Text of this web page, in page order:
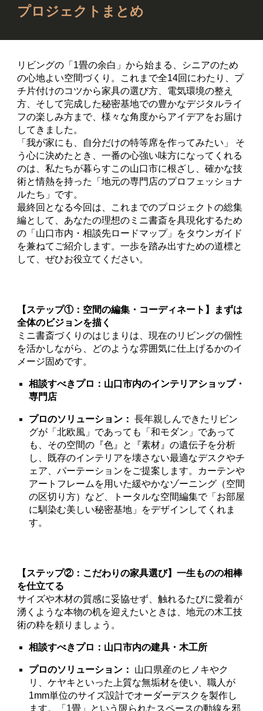
プロジェクトまとめ
リビングの「1畳の余白」から始まる、シニアのため
の心地よい空間づくり。これまで全14回にわたり、プ
チ片付けのコツから家具の選び方、電気環境の整え
方、そして完成した秘密基地での豊かなデジタルライ
フの楽しみ方まで、様々な角度からアイデアをお届け
してきました。
「我が家にも、自分だけの特等席を作ってみたい」 そ
う心に決めたとき、一番の心強い味方になってくれる
のは、私たちが暮らすこの山口市に根ざし、確かな技
術と情熱を持った「地元の専門店のプロフェッショナ
ルたち」です。
最終回となる今回は、これまでのプロジェクトの総集
編として、あなたの理想のミニ書斎を具現化するため
の「山口市内・相談先ロードマップ」をタウンガイド
を兼ねてご紹介します。一歩を踏み出すための道標と
して、ぜひお役立てください。
【ステップ①：空間の編集・コーディネート】まずは
全体のビジョンを描く
ミニ書斎づくりのはじまりは、現在のリビングの個性
を活かしながら、どのような雰囲気に仕上げるかのイ
メージ固めです。
相談すべきプロ：山口市内のインテリアショップ・
専門店
プロのソリューション： 長年親しんできたリビン
グが「北欧風」であっても「和モダン」であって
も、その空間の『色』と『素材』の遺伝子を分析
し、既存のインテリアを壊さない最適なデスクやチ
ェア、パーテーションをご提案します。カーテンや
アートフレームを用いた緩やかなゾーニング（空間
の区切り方）など、トータルな空間編集で「お部屋
に馴染む美しい秘密基地」をデザインしてくれま
す。
【ステップ②：こだわりの家具選び】一生ものの相棒
を仕立てる
サイズや木材の質感に妥協せず、触れるたびに愛着が
湧くような本物の机を迎えたいときは、地元の木工技
術の粋を頼りましょう。
相談すべきプロ：山口市内の建具・木工所
プロのソリューション：
山口県産のヒノキやク
リ、ケヤキといった上質な無垢材を使い、職人が
1mm単位のサイズ設計でオーダーデスクを製作し
ます。「1畳」という限られたスペースの動線を邪